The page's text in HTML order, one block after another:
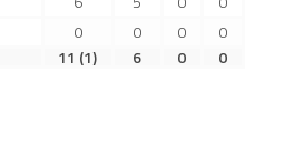
0 0 0
0
11 (1) 6 0 0